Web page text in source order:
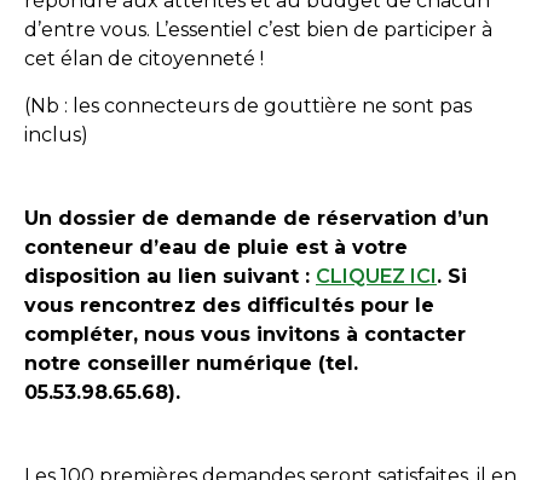
d’entre vous. L’essentiel c’est bien de participer à
cet élan de citoyenneté !
(Nb : les connecteurs de gouttière ne sont pas
inclus)
Un dossier de demande de réservation d’un
conteneur d’eau de pluie est à votre
disposition au lien suivant : CLIQUEZ ICI. Si
vous rencontrez des difficultés pour le
compléter, nous vous invitons à contacter
notre conseiller numérique (tel.
05.53.98.65.68).